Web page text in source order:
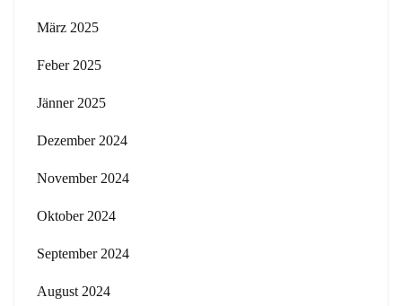
März 2025
Feber 2025
Jänner 2025
Dezember 2024
November 2024
Oktober 2024
September 2024
August 2024